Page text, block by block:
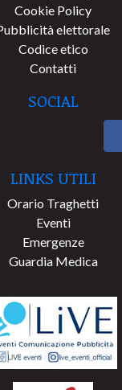
Cookie Policy
elettorale
Codice etico
Contatti
SOCIAL
LINKS UTILI
Orario Traghetti
Eventi
Emergenze
Guardia Medica